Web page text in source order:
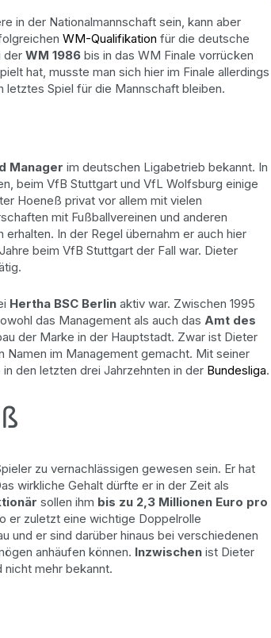
in der Nationalmannschaft sein, kann aber
WM-Qualifikation für die deutsche
der WM 1986 bis in das WM Finale vorrücken
hat, musste man sich hier im Finale allerdings
letztes Spiel für die Mannschaft bleiben.
Manager im deutschen Ligabetrieb bekannt. In
beim VfB Stuttgart und VfL Wolfsburg einige
Hoeneß privat vor allem mit vielen
mit Fußballvereinen und anderen
In der Regel übernahm er auch hier
beim VfB Stuttgart der Fall war. Dieter
Hertha BSC Berlin aktiv war. Zwischen 1995
das Management als auch das Amt des
der Marke in der Hauptstadt. Zwar ist Dieter
Namen im Management gemacht. Mit seiner
in den letzten drei Jahrzehnten in der Bundesliga.
zu vernachlässigen gewesen sein. Er hat
wirkliche Gehalt dürfte er in der Zeit als
sollen ihm bis zu 2,3 Millionen Euro pro
er zuletzt eine wichtige Doppelrolle
und er sind darüber hinaus bei verschiedenen
anhäufen können. Inzwischen ist Dieter
nicht mehr bekannt.